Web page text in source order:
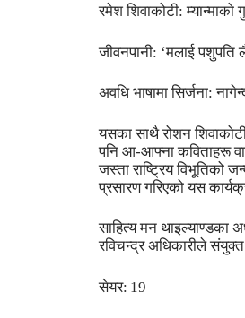
रमेश शिवाकोटी:
जीवनपानी: ‘मलाई पशुपति
अवधि भाषामा सिर्जना:
यसका साथै रोशन
पनि आ-आफ्ना कविताहरू
जस्ता राष्ट्रिय विभूतिको
प्रसारण गरिएको यस
साहित्य मन थाइल्याण्डका
रविचन्द्र अधिकारीले
सेयर: 19